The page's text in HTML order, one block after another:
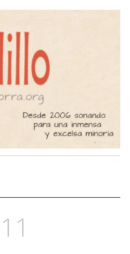
de música
Podcast